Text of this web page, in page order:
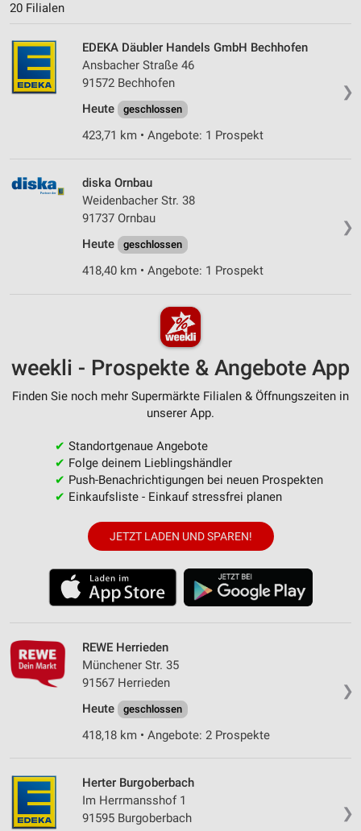
20 Filialen
❯
EDEKA Däubler Handels GmbH Bechhofen
Ansbacher Straße 46
91572 Bechhofen
Heute
geschlossen
423,71 km • Angebote: 1 Prospekt
❯
diska Ornbau
Weidenbacher Str. 38
91737 Ornbau
Heute
geschlossen
418,40 km • Angebote: 1 Prospekt
weekli - Prospekte & Angebote App
Finden Sie noch mehr Supermärkte Filialen & Öffnungszeiten in
unserer App.
✔ Standortgenaue Angebote
✔ Folge deinem Lieblingshändler
✔ Push-Benachrichtigungen bei neuen Prospekten
✔ Einkaufsliste - Einkauf stressfrei planen
JETZT LADEN UND SPAREN!
❯
REWE Herrieden
Münchener Str. 35
91567 Herrieden
Heute
geschlossen
418,18 km • Angebote: 2 Prospekte
❯
Herter Burgoberbach
Im Herrmansshof 1
91595 Burgoberbach